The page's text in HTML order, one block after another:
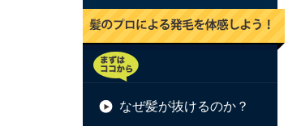
なぜ髪が抜けるのか？